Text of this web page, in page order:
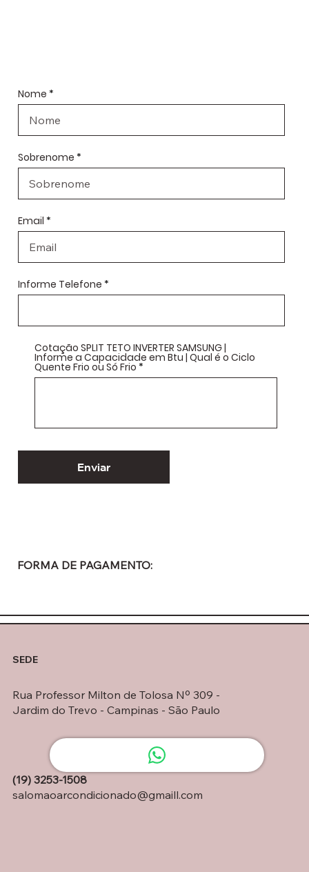
Nome
Email
Cotação SPLIT TETO INVERTER SAMSUNG |
Informe a Capacidade em Btu | Qual é o Ciclo
Quente Frio ou Só Frio
Sobrenome
Informe Telefone
Enviar
FORMA DE PAGAMENTO:
SEDE
Rua Professor Milton de Tolosa Nº 309 -
Jardim do Trevo - Campinas - São Paulo
(19) 3253-1508
salomaoarcondicionado@gmaill.com